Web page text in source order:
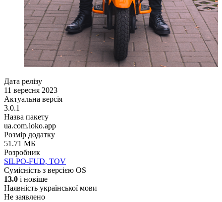
Дата релізу
11 вересня 2023
Актуальна версія
3.0.1
Назва пакету
ua.com.loko.app
Розмір додатку
51.71 МБ
Розробник
SILPO-FUD, TOV
Сумісність з версією OS
13.0 і новіше
Наявність української мови
Не заявлено